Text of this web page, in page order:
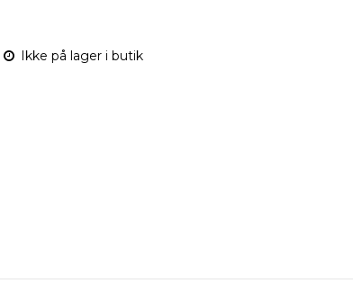
Ikke på lager i butik